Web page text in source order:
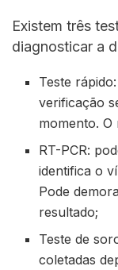
Existem três
diagnosticar a
Teste
verificação
momento. O
RT-PCR:
identifica o
Pode
resultado;
Teste de
coletadas